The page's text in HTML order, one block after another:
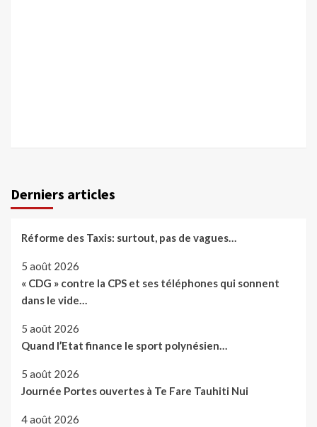
Derniers articles
Réforme des Taxis: surtout, pas de vagues…
5 août 2026
« CDG » contre la CPS et ses téléphones qui sonnent
dans le vide…
5 août 2026
Quand l’Etat finance le sport polynésien…
5 août 2026
Journée Portes ouvertes à Te Fare Tauhiti Nui
4 août 2026